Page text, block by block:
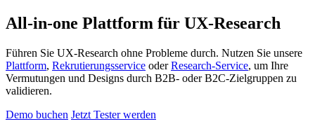
All-in-one Plattform für UX-Research
Führen Sie UX-Research ohne Probleme durch. Nutzen Sie unsere
Plattform, Rekrutierungsservice oderResearch-Service, um Ihre
Vermutungen und Designs durch B2B- oder B2C-Zielgruppen zu
validieren.
Demo buchen Jetzt Tester werden